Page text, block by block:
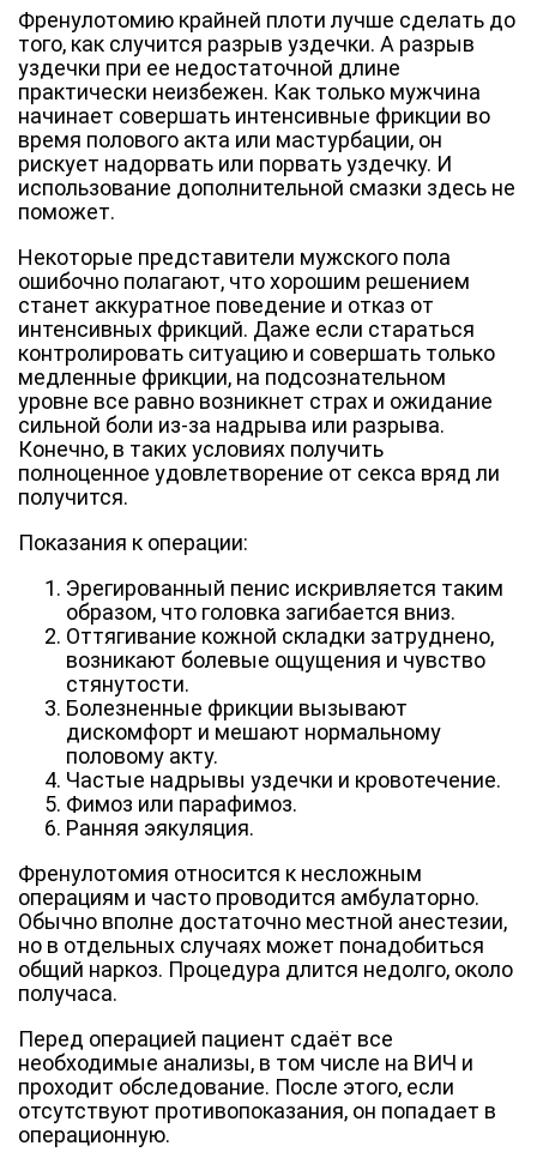
Френулотомию крайней плоти лучше сделать до
того, как случится разрыв уздечки. А разрыв
уздечки при ее недостаточной длине
практически неизбежен. Как только мужчина
начинает совершать интенсивные фрикции во
время полового акта или мастурбации, он
рискует надорвать или порвать уздечку. И
использование дополнительной смазки здесь не
поможет.
Некоторые представители мужского пола
ошибочно полагают, что хорошим решением
станет аккуратное поведение и отказ от
интенсивных фрикций. Даже если стараться
контролировать ситуацию и совершать только
медленные фрикции, на подсознательном
уровне все равно возникнет страх и ожидание
сильной боли из-за надрыва или разрыва.
Конечно, в таких условиях получить
полноценное удовлетворение от секса вряд ли
получится.
Показания к операции:
Эрегированный пенис искривляется таким
образом, что головка загибается вниз.
Оттягивание кожной складки затруднено,
возникают болевые ощущения и чувство
стянутости.
Болезненные фрикции вызывают
дискомфорт и мешают нормальному
половому акту.
Частые надрывы уздечки и кровотечение.
Фимоз или парафимоз.
Ранняя эякуляция.
Френулотомия относится к несложным
операциям и часто проводится амбулаторно.
Обычно вполне достаточно местной анестезии,
но в отдельных случаях может понадобиться
общий наркоз. Процедура длится недолго, около
получаса.
Перед операцией пациент сдаёт все
необходимые анализы, в том числе на ВИЧ и
проходит обследование. После этого, если
отсутствуют противопоказания, он попадает в
операционную.